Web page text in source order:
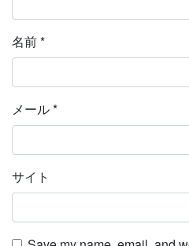
名前*
メール*
サイト